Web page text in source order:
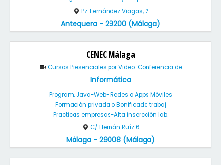
Pz. Fernández Viagas, 2
Antequera - 29200 (Málaga)
CENEC Málaga
Cursos Presenciales por Video-Conferencia de
Informática
Program. Java-Web- Redes o Apps Móviles
Formación privada o Bonificada trabaj
Practicas empresas-Alta insercción lab.
C/ Hernán Ruíz 6
Málaga - 29008 (Málaga)